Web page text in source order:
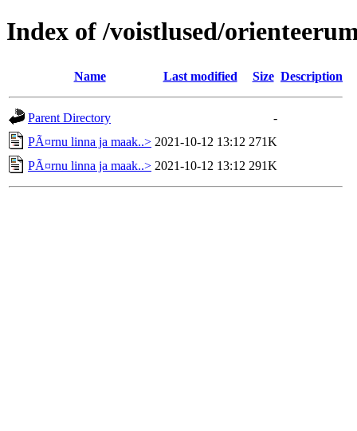
Index of /voistlused/
Name Last modified Size Description
Parent Directory
-
PÃ¤rnu linna ja maak..> 2021-10-12 13:12 271K
PÃ¤rnu linna ja maak..> 2021-10-12 13:12 291K